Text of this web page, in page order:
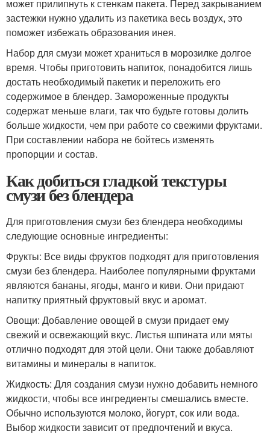
может прилипнуть к стенкам пакета. Перед закрыванием
застежки нужно удалить из пакетика весь воздух, это
поможет избежать образования инея.
Набор для смузи может храниться в морозилке долгое
время. Чтобы приготовить напиток, понадобится лишь
достать необходимый пакетик и переложить его
содержимое в блендер. Замороженные продукты
содержат меньше влаги, так что будьте готовы долить
больше жидкости, чем при работе со свежими фруктами.
При составлении набора не бойтесь изменять
пропорции и состав.
Как добиться гладкой текстуры
смузи без блендера
Для приготовления смузи без блендера необходимы
следующие основные ингредиенты:
Фрукты: Все виды фруктов подходят для приготовления
смузи без блендера. Наиболее популярными фруктами
являются бананы, ягоды, манго и киви. Они придают
напитку приятный фруктовый вкус и аромат.
Овощи: Добавление овощей в смузи придает ему
свежий и освежающий вкус. Листья шпината или мяты
отлично подходят для этой цели. Они также добавляют
витамины и минералы в напиток.
Жидкость: Для создания смузи нужно добавить немного
жидкости, чтобы все ингредиенты смешались вместе.
Обычно используются молоко, йогурт, сок или вода.
Выбор жидкости зависит от предпочтений и вкуса.